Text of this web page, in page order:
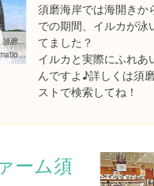
神戸市：”須磨海浜水族園” 須磨ドルフィンコーストプロジェクト2015 ...
須磨海岸では海開きか
での期間、イルカが泳
てました？
イルカと実際にふれあ
んですよ♪詳しくは須
ストで検索してね！
ーム須